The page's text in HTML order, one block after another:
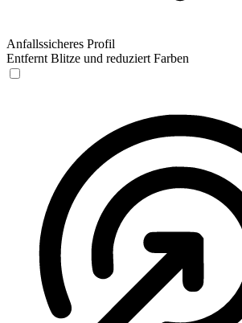
Anfallssicheres Profil
Entfernt Blitze und reduziert Farben